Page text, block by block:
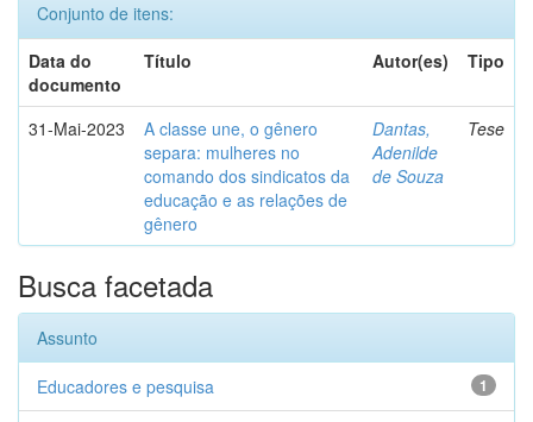
Conjunto de itens:
Data do
documento
Título Autor(es) Tipo
31-Mai-2023
A classe une, o gênero
separa: mulheres no
comando dos sindicatos da
educação e as relações de
gênero
Dantas,
Adenilde
de Souza
Tese
Busca facetada
Assunto
1
Educadores e pesquisa